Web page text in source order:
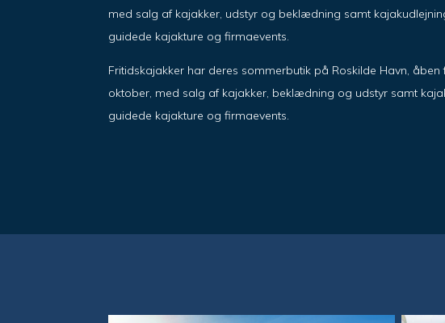
med salg af kajakker, udstyr og beklædning samt
guidede kajakture og firmaevents.
Fritidskajakker har deres sommerbutik på Roskilde Havn, åben
oktober, med salg af kajakker, beklædning og udstyr samt
guidede kajakture og firmaevents.